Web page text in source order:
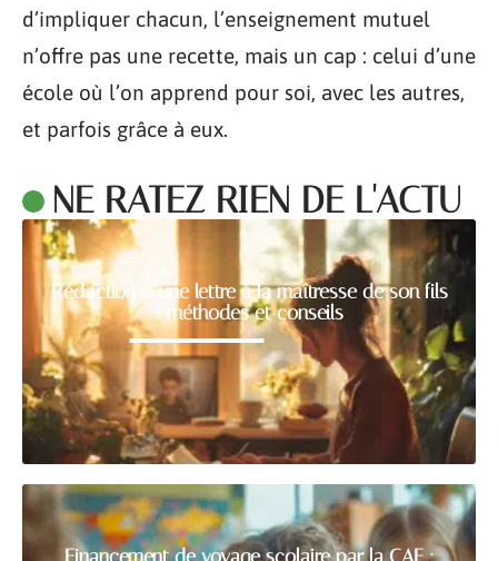
d’impliquer chacun, l’enseignement mutuel
n’offre pas une recette, mais un cap : celui d’une
école où l’on apprend pour soi, avec les autres,
et parfois grâce à eux.
NE RATEZ RIEN DE L'ACTU
Rédaction d’une lettre à la maîtresse de son fils
: méthodes et conseils
Financement de voyage scolaire par la CAF :